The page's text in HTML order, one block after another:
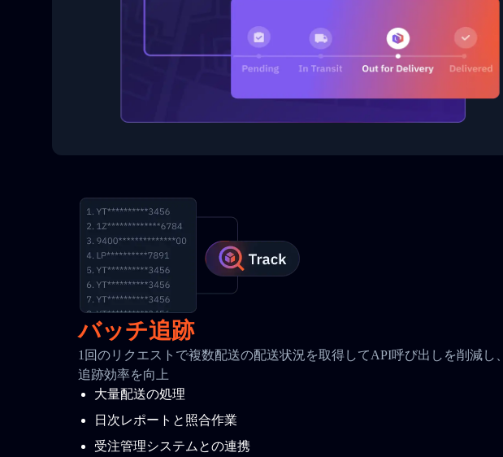
バッチ追跡
1回のリクエストで複数配送の配送状況を取得してAPI呼び出しを削減し、
追跡効率を向上
大量配送の処理
日次レポートと照合作業
受注管理システムとの連携